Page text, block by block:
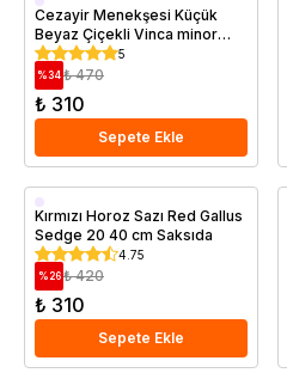
Saksıda
Cezayir Menekşesi Küçük
Beyaz Çiçekli Vinca minor
Alba
5
%34 ₺ 470
₺ 310
Sepete Ekle
Saksıda
Kırmızı Horoz Sazı Red Gallus
Sedge 20 40 cm Saksıda
4.75
%26 ₺ 420
₺ 310
Sepete Ekle